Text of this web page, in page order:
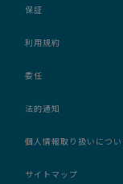
保証
利用規約
委任
法的通知
個人情報取り扱いについ
サイトマップ